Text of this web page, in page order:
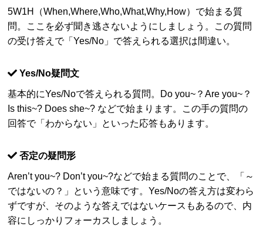
5W1H（When,Where,Who,What,Why,How）で始まる質
問。ここを必ず聞き逃さないようにしましょう。この質問
の受け答えで「Yes/No」で答えられる選択は間違い。
Yes/No疑問文
基本的にYes/Noで答えられる質問。Do you~？Are you~？
Is this~? Does she~? などで始まります。この手の質問の
回答で「わからない」といった応答もあります。
否定の疑問形
Aren’t you~? Don’t you~?などで始まる質問のことで、「～
ではないの？」という意味です。Yes/Noの答え方は変わら
ずですが、そのような答えではないケースもあるので、内
容にしっかりフォーカスしましょう。